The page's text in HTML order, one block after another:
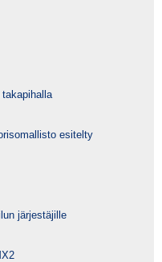
esitelty
järjestäjille